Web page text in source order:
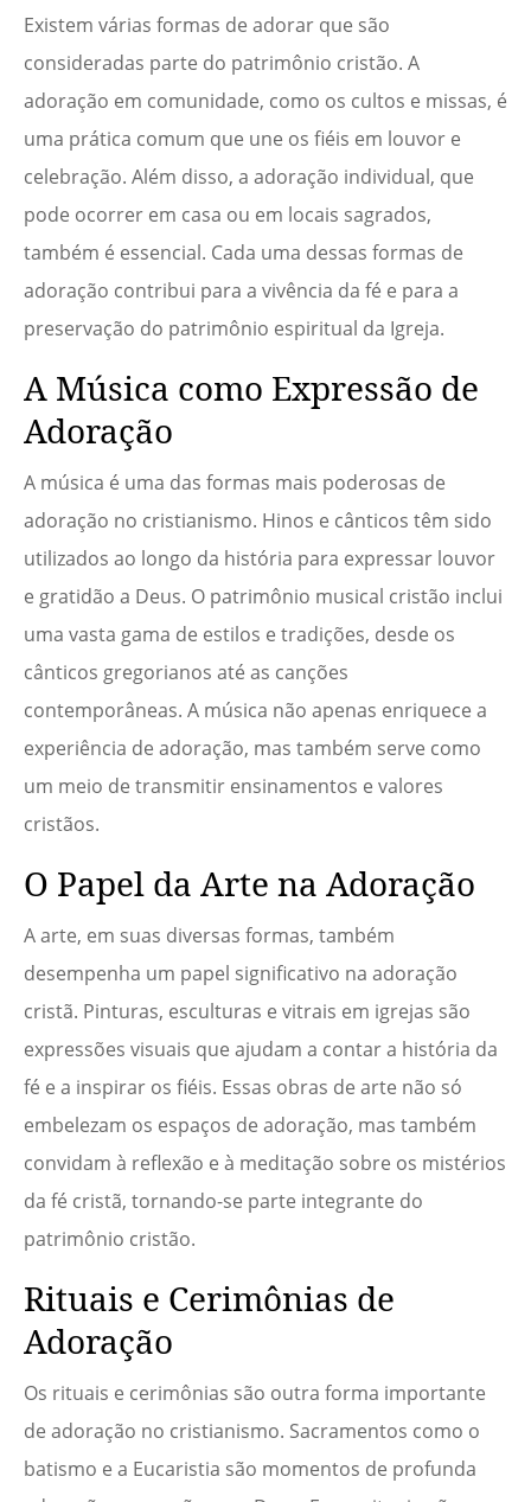
Existem várias formas de adorar que são
consideradas parte do patrimônio cristão. A
adoração em comunidade, como os cultos e missas, é
uma prática comum que une os fiéis em louvor e
celebração. Além disso, a adoração individual, que
pode ocorrer em casa ou em locais sagrados,
também é essencial. Cada uma dessas formas de
adoração contribui para a vivência da fé e para a
preservação do patrimônio espiritual da Igreja.
A Música como Expressão de
Adoração
A música é uma das formas mais poderosas de
adoração no cristianismo. Hinos e cânticos têm sido
utilizados ao longo da história para expressar louvor
e gratidão a Deus. O patrimônio musical cristão inclui
uma vasta gama de estilos e tradições, desde os
cânticos gregorianos até as canções
contemporâneas. A música não apenas enriquece a
experiência de adoração, mas também serve como
um meio de transmitir ensinamentos e valores
cristãos.
O Papel da Arte na Adoração
A arte, em suas diversas formas, também
desempenha um papel significativo na adoração
cristã. Pinturas, esculturas e vitrais em igrejas são
expressões visuais que ajudam a contar a história da
fé e a inspirar os fiéis. Essas obras de arte não só
embelezam os espaços de adoração, mas também
convidam à reflexão e à meditação sobre os mistérios
da fé cristã, tornando-se parte integrante do
patrimônio cristão.
Rituais e Cerimônias de
Adoração
Os rituais e cerimônias são outra forma importante
de adoração no cristianismo. Sacramentos como o
batismo e a Eucaristia são momentos de profunda